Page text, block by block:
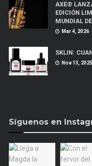
AXE®
EDICIÓN
MUNDIAL
Mar 4, 2026
SKLIN:
Nov 13, 2025
Síguenos en